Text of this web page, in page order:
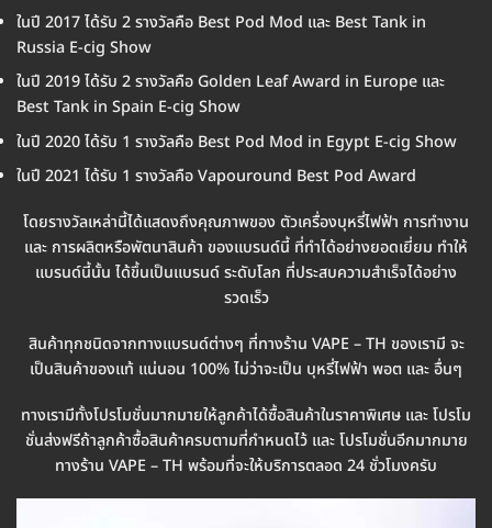
ในปี 2017 ได้รับ 2 รางวัลคือ Best Pod Mod และ Best Tank in
Russia E-cig Show
ในปี 2019 ได้รับ 2 รางวัลคือ Golden Leaf Award in Europe และ
Best Tank in Spain E-cig Show
ในปี 2020 ได้รับ 1 รางวัลคือ Best Pod Mod in Egypt E-cig Show
ในปี 2021 ได้รับ 1 รางวัลคือ Vapouround Best Pod Award
โดยรางวัลเหล่านี้ได้แสดงถึงคุณภาพของ ตัวเครื่องบุหรี่ไฟฟ้า การทำงาน
และ การผลิตหรือพัตนาสินค้า ของแบรนด์นี้ ที่ทำได้อย่างยอดเยี่ยม ทำให้
แบรนด์นี้นั้น ได้ขึ้นเป็นแบรนด์ ระดับโลก ที่ประสบความสำเร็จได้อย่าง
รวดเร็ว
สินค้าทุกชนิดจากทางแบรนด์ต่างๆ ที่ทางร้าน VAPE – TH ของเรามี จะ
เป็นสินค้าของแท้ แน่นอน 100% ไม่ว่าจะเป็น บุหรี่ไฟฟ้า พอต และ อื่นๆ
ทางเรามีทั้งโปรโมชั่นมากมายให้ลูกค้าได้ซื้อสินค้าในราคาพิเศษ และ โปรโม
ชั่นส่งฟรีถ้าลูกค้าซื้อสินค้าครบตามที่กำหนดไว้ และ โปรโมชั่นอีกมากมาย
ทางร้าน VAPE – TH พร้อมที่จะให้บริการตลอด 24 ชั่วโมงครับ